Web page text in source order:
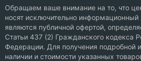
Обращаем ваше внимание на то, что
носят исключительно информационный
являются публичной офертой,
Статьи 437 (2) Гражданского кодекса
Федерации. Для получения подробной
наличии и стоимости указанных